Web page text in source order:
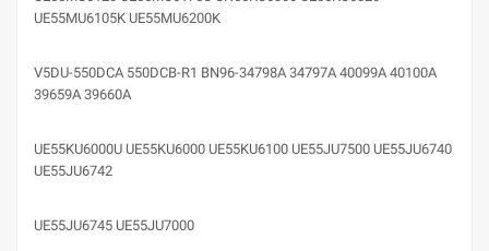
UE55MU6105K UE55MU6200K
V5DU-550DCA 550DCB-R1 BN96-34798A 34797A 40099A 40100A
39659A 39660A
UE55KU6000U UE55KU6000 UE55KU6100 UE55JU7500 UE55JU6740
UE55JU6742
UE55JU6745 UE55JU7000